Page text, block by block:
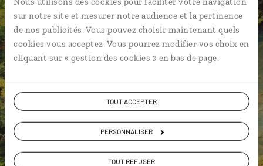
sur notre site et mesurer notre audience et la pertinence
de nos publicités. Vous pouvez choisir maintenant quels
cookies vous acceptez. Vous pourrez modifier vos choix en
cliquant sur « gestion des cookies » en bas de page.
TOUT ACCEPTER
PERSONNALISER
TOUT REFUSER
Notre sélection decomedores
Les plus beaux sites mayas
géolocalisés
vous-même
DÉCOUVRIR LUCIOLE